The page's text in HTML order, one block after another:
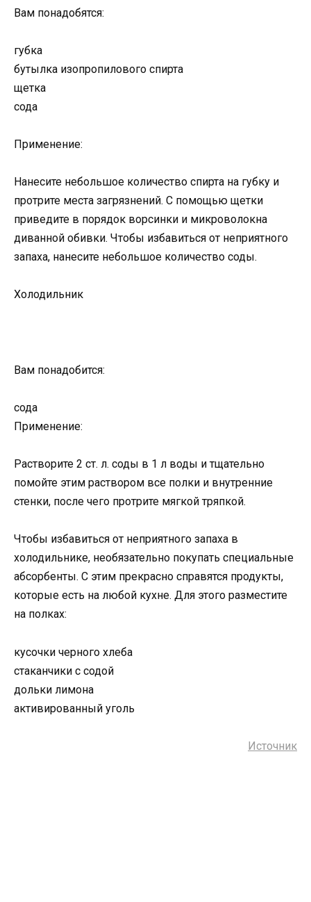
Вам понадобятся:
губка
бутылка изопропилового спирта
щетка
сода
Применение:
Нанесите небольшое количество спирта на губку и
протрите места загрязнений. С помощью щетки
приведите в порядок ворсинки и микроволокна
диванной обивки. Чтобы избавиться от неприятного
запаха, нанесите небольшое количество соды.
Холодильник
Вам понадобится:
сода
Применение:
Растворите 2 ст. л. соды в 1 л воды и тщательно
помойте этим раствором все полки и внутренние
стенки, после чего протрите мягкой тряпкой.
Чтобы избавиться от неприятного запаха в
холодильнике, необязательно покупать специальные
абсорбенты. С этим прекрасно справятся продукты,
которые есть на любой кухне. Для этого разместите
на полках:
кусочки черного хлеба
стаканчики с содой
дольки лимона
активированный уголь
Источник